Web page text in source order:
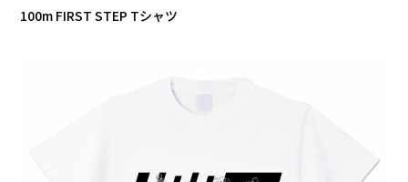
100m FIRST STEP Tシャツ